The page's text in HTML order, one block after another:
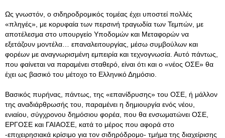
Ως γνωστόν, ο σιδηροδρομικός τομέας έχει υποστεί πολλές
«πληγές», με κορυφαία των περσινή τραγωδία των Τεμπών, με
αποτέλεσμα στο υπουργείο Υποδομών και Μεταφορών να
εξετάζουν μοντέλα… επαναλειτουργίας, μέσω συμβούλων και
φορέων με αναγνωρισμένη εμπειρία και τεχνογνωσία. Αυτό πάντως,
που φαίνεται να παραμένει σταθερό, είναι ότι και ο «νέος ΟΣΕ» θα
έχει ως βασικό του μέτοχο το Ελληνικό Δημόσιο.
Βασικός πυρήνας, πάντως, της «επανίδρυσης» του ΟΣΕ, ή μάλλον
της αναδιάρθρωσής του, παραμένει η δημιουργία ενός νέου,
ενιαίου, σύγχρονου δημόσιου φορέα, που θα ενσωματώνει ΟΣΕ,
ΕΡΓΟΣΕ και ΓΑΙΑΟΣΕ, κατά το μέρος που αφορά στο
-επιχειρησιακά κρίσιμο για τον σιδηρόδρομο- τμήμα της διαχείρισης